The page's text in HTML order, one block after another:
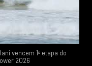
vencem 1ª etapa do
2026